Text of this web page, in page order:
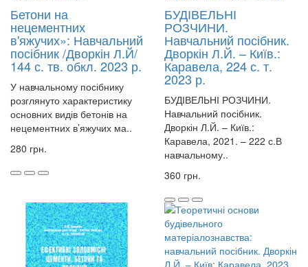
Бетони на
нецементних
в'яжучих»: Навчальний
посібник /Дворкін Л.Й/
144 с. тв. обкл. 2023 р.
У навчальному посібнику
розглянуто характеристику
основних видів бетонів на
нецементних в’яжучих ма..
280 грн.
БУДІВЕЛЬНІ
РОЗЧИНИ.
Навчальний посібник.
Дворкін Л.Й. – Київ.:
Каравела, 224 с. т.
2023 р.
БУДІВЕЛЬНІ РОЗЧИНИ.
Навчальний посібник.
Дворкін Л.Й. – Київ.:
Каравела, 2021. – 222 с.В
навчальному..
360 грн.